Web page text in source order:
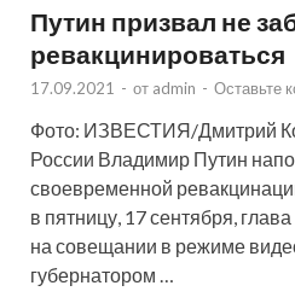
Путин призвал не
ревакцинироваться
17.09.2021 - от admin - Оставьте
Фото: ИЗВЕСТИЯ/Дмитрий
России Владимир Путин
своевременной
в пятницу, 17 сентября,
на совещании в режиме
губернатором …